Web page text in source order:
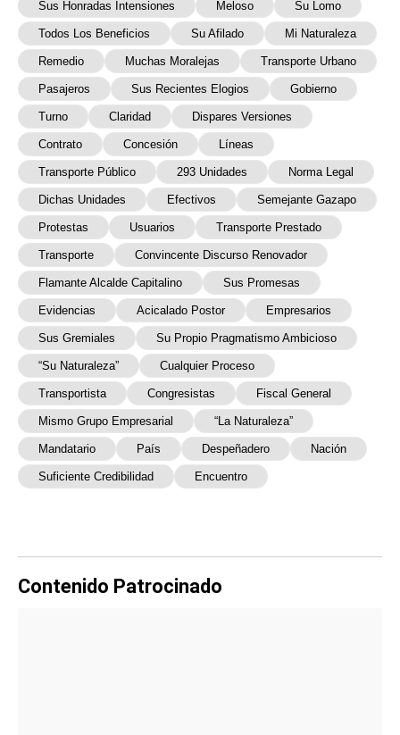
Sus Honradas Intensiones Meloso Su Lomo
Todos Los Beneficios Su Afilado Mi Naturaleza
Remedio Muchas Moralejas Transporte Urbano
Pasajeros Sus Recientes Elogios Gobierno
Turno Claridad Dispares Versiones
Contrato Concesión Líneas
Transporte Público 293 Unidades Norma Legal
Dichas Unidades Efectivos Semejante Gazapo
Protestas Usuarios Transporte Prestado
Transporte Convincente Discurso Renovador
Flamante Alcalde Capitalino Sus Promesas
Evidencias Acicalado Postor Empresarios
Sus Gremiales Su Propio Pragmatismo Ambicioso
“su Naturaleza” Cualquier Proceso
Transportista Congresistas Fiscal General
Mismo Grupo Empresarial “la Naturaleza”
Mandatario País Despeñadero Nación
Suficiente Credibilidad Encuentro
Contenido Patrocinado